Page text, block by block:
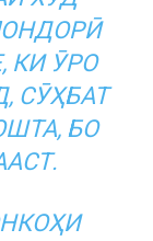
КИ ӮРО
СӮҲБАТ
БО